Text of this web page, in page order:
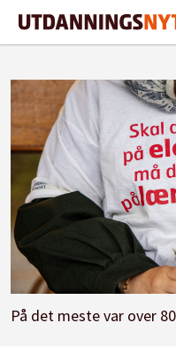
På det meste var over 8000 lærere tatt ut i lærerstreiken, som ble avslutta